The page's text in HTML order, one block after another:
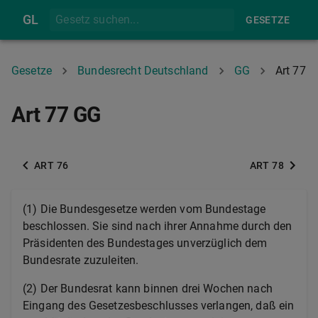
GL GESETZE
Gesetze Bundesrecht Deutschland GG Art 77
Art 77 GG
ART 76 ART 78
(1) Die Bundesgesetze werden vom Bundestage
beschlossen. Sie sind nach ihrer Annahme durch den
Präsidenten des Bundestages unverzüglich dem
Bundesrate zuzuleiten.
(2) Der Bundesrat kann binnen drei Wochen nach
Eingang des Gesetzesbeschlusses verlangen, daß ein